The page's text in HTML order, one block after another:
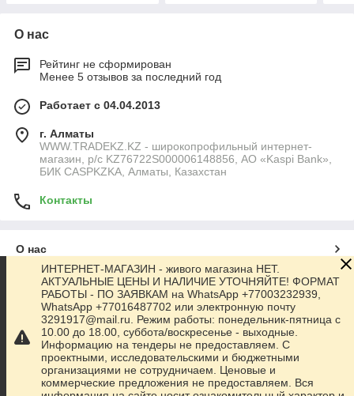
О нас
Рейтинг не сформирован
Менее 5 отзывов за последний год
Работает с 04.04.2013
г. Алматы
WWW.TRADEKZ.KZ - широкопрофильный интернет-
магазин, р/с KZ76722S000006148856, АО «Kaspi Bank»,
БИК CASPKZKA, Алматы, Казахстан
Контакты
О нас
Контакты
Доставка и оплата
Полная версия сайта
ИНТЕРНЕТ-МАГАЗИН - живого магазина НЕТ.
АКТУАЛЬНЫЕ ЦЕНЫ И НАЛИЧИЕ УТОЧНЯЙТЕ! ФОРМАТ
РАБОТЫ - ПО ЗАЯВКАМ на WhatsApp +77003232939,
WhatsApp +77016487702 или электронную почту
3291917@mail.ru. Режим работы: понедельник-пятница с
10.00 до 18.00, суббота/воскресенье - выходные.
Информацию на тендеры не предоставляем. С
проектными, исследовательскими и бюджетными
организациями не сотрудничаем. Ценовые и
коммерческие предложения не предоставляем. Вся